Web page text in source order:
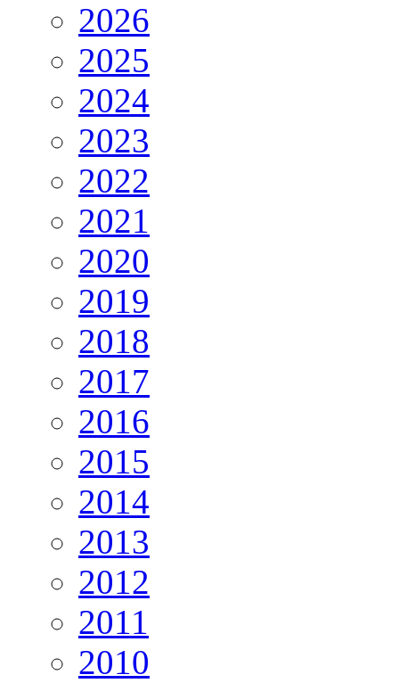
2026
2025
2024
2023
2022
2021
2020
2019
2018
2017
2016
2015
2014
2013
2012
2011
2010